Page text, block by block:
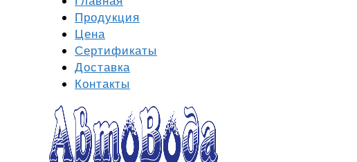
Продукция
Цена
Сертификаты
Доставка
Контакты